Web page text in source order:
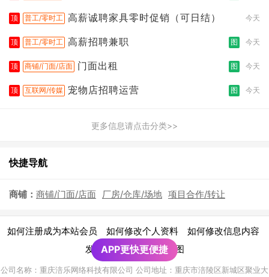
顶 普工/零时工 高薪诚聘家具零时促销（可日结） 今天
顶 普工/零时工 高薪招聘兼职 图 今天
顶 商铺/门面/店面 门面出租 图 今天
顶 互联网/传媒 宠物店招聘运营 图 今天
更多信息请点击分类>>
快捷导航
商铺： 商铺/门面/店面 厂房/仓库/场地 项目合作/转让
如何注册成为本站会员 如何修改个人资料 如何修改信息内容
发布广告须知 | 网站地图
公司名称：重庆涪乐网络科技有限公司 公司地址：重庆市涪陵区新城区聚业大
APP更快更便捷